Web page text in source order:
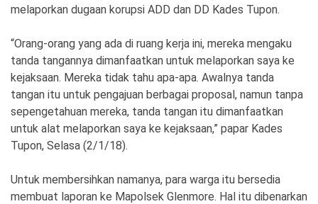
Indeks Birokrasi
melaporkan dugaan korupsi ADD dan DD Kades Tupon.
“Orang-orang yang ada di ruang kerja ini, mereka mengaku
tanda tangannya dimanfaatkan untuk melaporkan saya ke
kejaksaan. Mereka tidak tahu apa-apa. Awalnya tanda
tangan itu untuk pengajuan berbagai proposal, namun tanpa
sepengetahuan mereka, tanda tangan itu dimanfaatkan
untuk alat melaporkan saya ke kejaksaan,” papar Kades
Tupon, Selasa (2/1/18).
Untuk membersihkan namanya, para warga itu bersedia
membuat laporan ke Mapolsek Glenmore. Hal itu dibenarkan